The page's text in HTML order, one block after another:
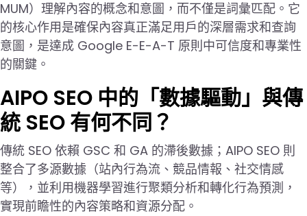
MUM）理解內容的概念和意圖，而不僅是詞彙匹配。它
的核心作用是確保內容真正滿足用戶的深層需求和查詢
意圖，是達成 Google E-E-A-T 原則中可信度和專業性
的關鍵。
AIPO SEO 中的「數據驅動」與傳
統 SEO 有何不同？
傳統 SEO 依賴 GSC 和 GA 的滯後數據；AIPO SEO 則
整合了多源數據（站內行為流、競品情報、社交情感
等），並利用機器學習進行聚類分析和轉化行為預測，
實現前瞻性的內容策略和資源分配。